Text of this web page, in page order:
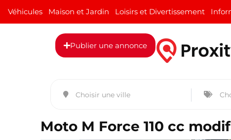
Véhicules Maison et Jardin Loisirs et Divertissement
Publier une annonce
Moto M Force 110 cc